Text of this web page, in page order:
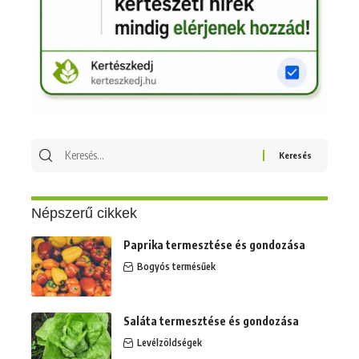
Keresés
Népszerű cikkek
Paprika termesztése és gondozása
Bogyós termésűek
Saláta termesztése és gondozása
Levélzöldségek